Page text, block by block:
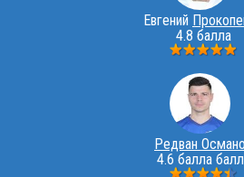
Евгений
4.8 балла
Редван
4.6 балла